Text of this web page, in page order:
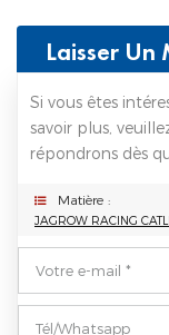
Laisser Un
Si vous êtes
savoir plus,
répondrons dès
Matière :